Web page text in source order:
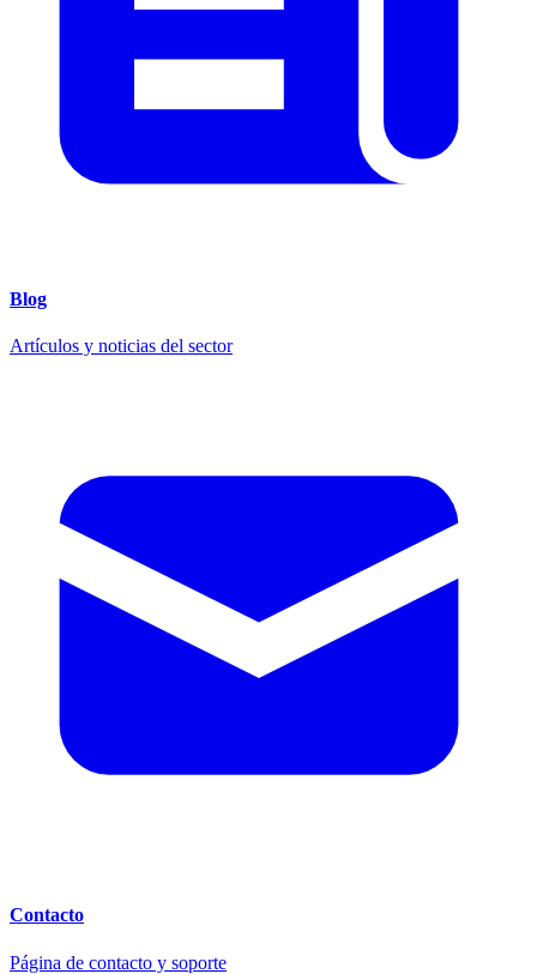
Blog
Artículos y noticias del sector
Contacto
Página de contacto y soporte